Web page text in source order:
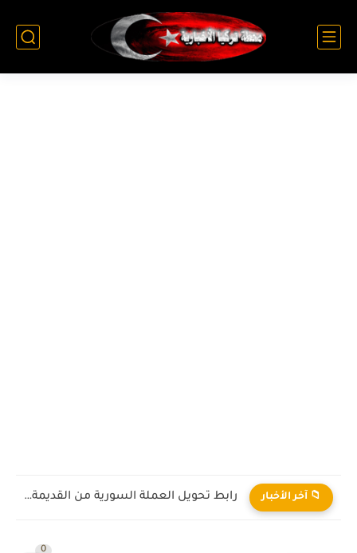
📁 آخر الأخبار رابط تحويل العملة السورية من القديمة إلى الجديدة 2026
0